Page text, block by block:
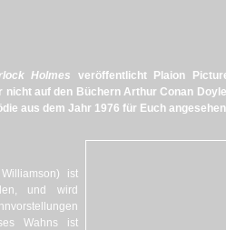
Holmes
veröffentlicht Plaion
nicht auf den Büchern Arthur Conan
aus dem Jahr 1976 für Euch
ist
und wird
Wahns ist